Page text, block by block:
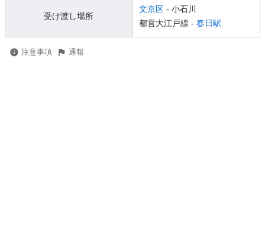
受け渡し場所
文京区 - 小石川
都営大江戸線 - 春日駅
注意事項 通報